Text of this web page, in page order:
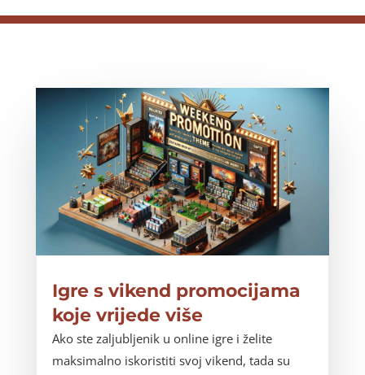
Igre s vikend promocijama
koje vrijede više
Ako ste zaljubljenik u online igre i želite
maksimalno iskoristiti svoj vikend, tada su